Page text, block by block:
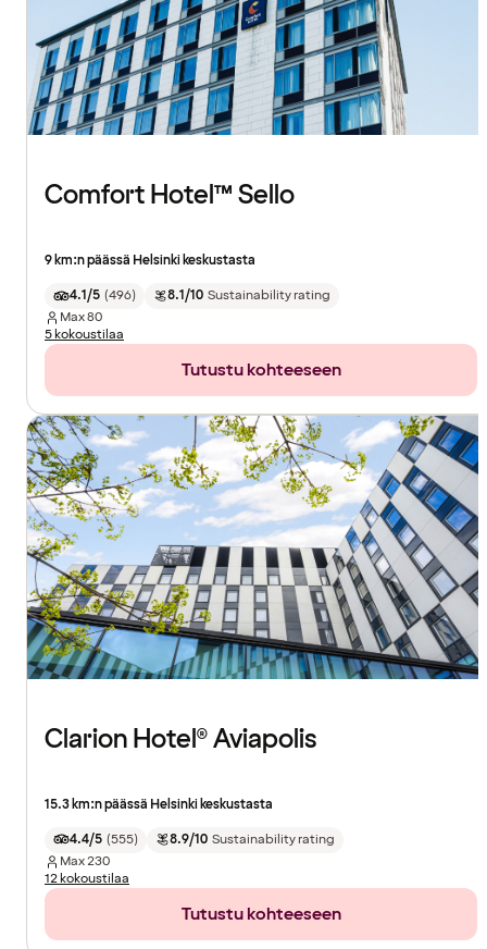
Comfort Hotel™ Sello
9 km:n päässä Helsinki keskustasta
4.1/5 (496) 8.1/10 Sustainability rating
Max80
5 kokoustilaa
Tutustu kohteeseen
Clarion Hotel® Aviapolis
15.3 km:n päässä Helsinki keskustasta
4.4/5 (555) 8.9/10 Sustainability rating
Max230
12 kokoustilaa
Tutustu kohteeseen